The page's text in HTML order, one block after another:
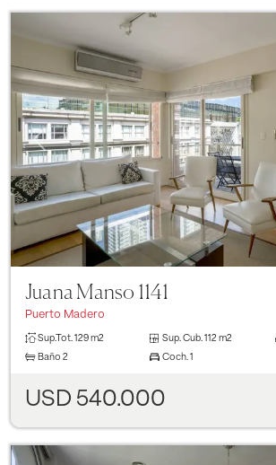
Previous
Juana Manso 1141
Puerto Madero
Sup.Tot. 129 m2 Sup. Cub. 112 m2
Baño 2 Coch. 1
USD 540.000